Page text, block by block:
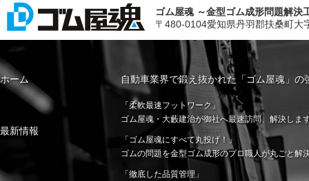
ゴム屋魂 ～金型ゴム成形問題解決
〒480-0104愛知県丹羽郡扶桑町
ホーム
最新情報
自動車業界で鍛え抜かれた「ゴム屋魂」の
「柔軟最速フットワーク」
ゴム屋魂・大藪建治が御社へ最速訪問、解決しま
「ゴム屋魂にすべて丸投げ！」
ゴムの問題を金型ゴム成形のプロ職人が丸ごと解
「徹底した品質管理」